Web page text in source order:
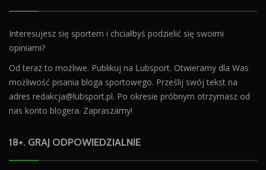
Interesujesz się sportem i chciałbyś podzielić się swoimi
opiniami?
Od teraz to możliwe. Publikuj na Lubsport. Otwieramy dla Was
możliwość pisania bloga sportowego. Prześlij swój tekst na
adres redakcja@lubsport.pl. Po okresie próbnym otrzymasz od
nas konto blogera. Zapraszamy!
18+. GRAJ ODPOWIEDZIALNIE